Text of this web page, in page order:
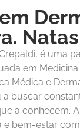
blog e
é uma
em
Médica e
buscar
a conhecem.
bem-estar